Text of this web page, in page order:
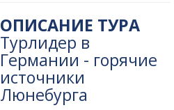
ОПИСАНИЕ ТУРА
Турлидер в
Германии - горячие
источники
Люнебурга